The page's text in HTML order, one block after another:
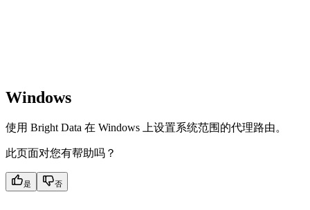
Windows
使用 Bright Data 在 Windows 上设置系统范围的代理路由。
此页面对您有帮助吗？
是 否